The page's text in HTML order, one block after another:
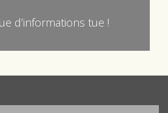
d’informations tue !